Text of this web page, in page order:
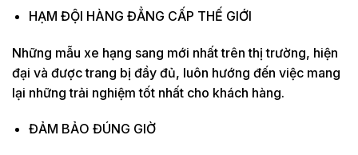
HẠM ĐỘI HÀNG ĐẲNG CẤP THẾ GIỚI
Những mẫu xe hạng sang mới nhất trên thị trường, hiện
đại và được trang bị đầy đủ, luôn hướng đến việc mang
lại những trải nghiệm tốt nhất cho khách hàng.
ĐẢM BẢO ĐÚNG GIỜ